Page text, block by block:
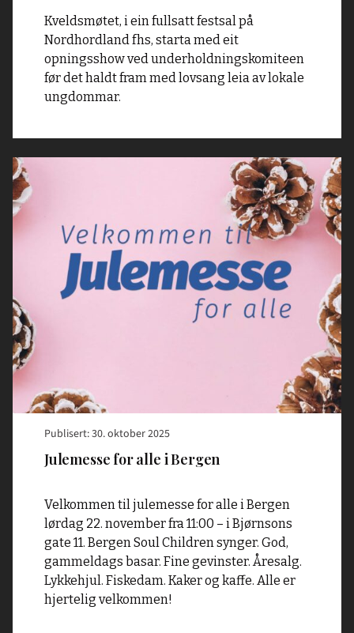
Kveldsmøtet, i ein fullsatt festsal på
Nordhordland fhs, starta med eit
opningsshow ved underholdningskomiteen
før det haldt fram med lovsang leia av lokale
ungdommar.
Publisert: 30. oktober 2025
Julemesse for alle i Bergen
Velkommen til julemesse for alle i Bergen
lørdag 22. november fra 11:00 – i Bjørnsons
gate 11. Bergen Soul Children synger. God,
gammeldags basar. Fine gevinster. Åresalg.
Lykkehjul. Fiskedam. Kaker og kaffe. Alle er
hjertelig velkommen!
"Julemesse
alle
i
Bergen"